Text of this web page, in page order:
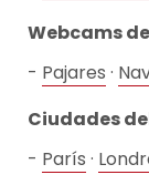
Webcams
Pajares ·
Ciudades
París ·